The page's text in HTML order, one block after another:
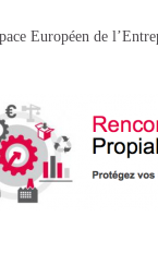
Européen de